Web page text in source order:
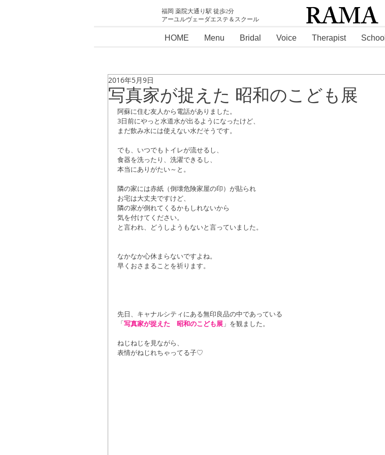
福岡 薬院大通り駅 徒歩2分
アーユルヴェーダエステ＆スクール
RAMA
HOME Menu Bridal Voice Therapist School
写真家が捉えた 昭和のこども展
2016年5月9日
阿蘇に住む友人から電話がありました。
3日前にやっと水道水が出るようになったけど、
まだ飲み水には使えない水だそうです。
でも、いつでもトイレが流せるし、
食器を洗ったり、洗濯できるし、
本当にありがたい～と。
隣の家には赤紙（倒壊危険家屋の印）が貼られ
お宅は大丈夫ですけど、
隣の家が倒れてくるかもしれないから
気を付けてください。
と言われ、どうしようもないと言っていました。
なかなか心休まらないですよね。
早くおさまることを祈ります。
先日、キャナルシティにある無印良品の中であっている
「写真家が捉えた　昭和のこども展 」を観ました。
ねじねじを見ながら、
表情がねじれちゃってる子♡